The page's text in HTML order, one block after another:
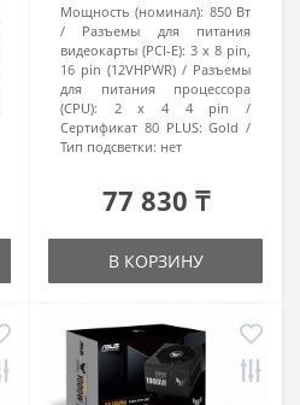
Мощность (номинал): 850 Вт
Разъемы для питания
видеокарты (PCI-E): 3 x 8 pin,
16 pin (12VHPWR)
Разъемы
для питания процессора
(CPU):
2 x 4 4 pin
Сертификат 80 PLUS: Gold
Тип подсветки: нет
77 830 ₸
В КОРЗИНУ